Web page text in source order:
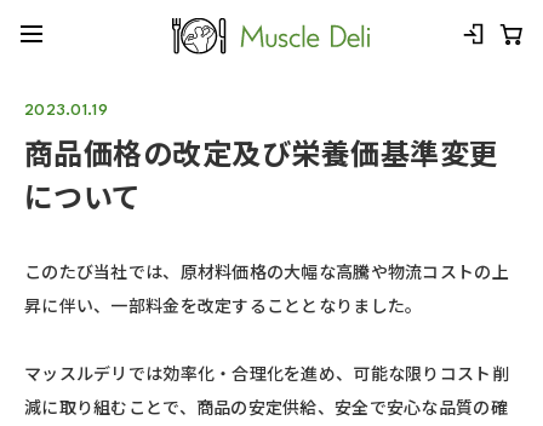
2023.01.19
商品価格の改定及び栄養価基準変更
について
このたび当社では、原材料価格の大幅な高騰や物流コストの上
昇に伴い、一部料金を改定することとなりました。
マッスルデリでは効率化・合理化を進め、可能な限りコスト削
減に取り組むことで、商品の安定供給、安全で安心な品質の確